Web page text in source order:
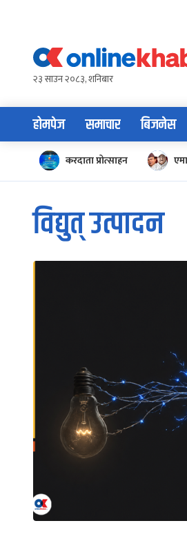
content२३ साउन २०८३, शनिबार
होमपेज समाचार बिजनेस
करदाता प्रोत्साहन
विद्युत् उत्पादन